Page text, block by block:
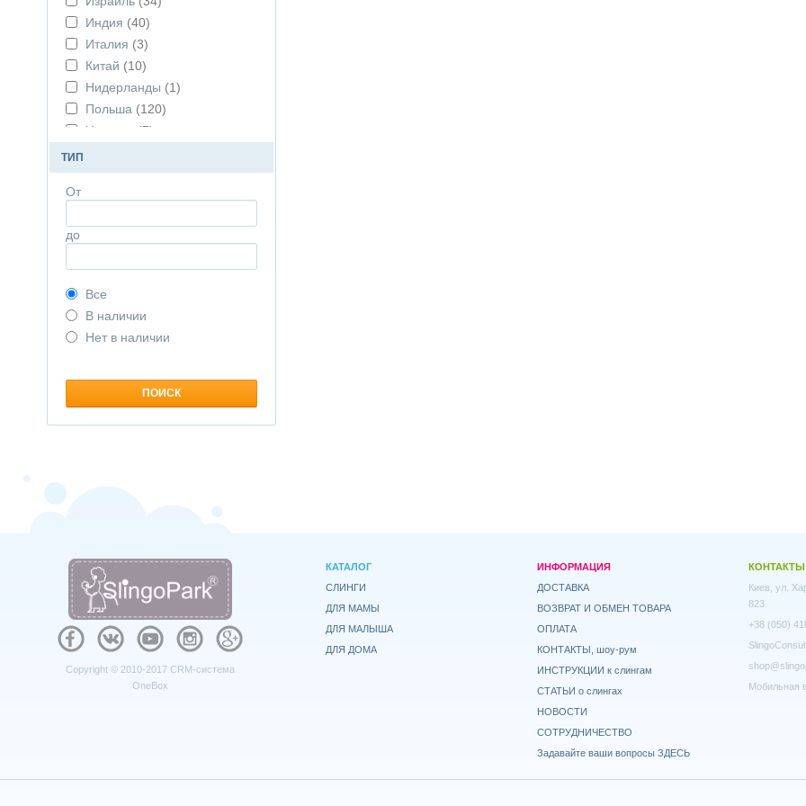
Индия (40)
Италия (3)
Китай (10)
Нидерланды (1)
Польша (120)
Украина
(7)
Чехия(5)
ТИП
От
до
Все
В наличии
Нет в наличии
Copyright © 2010-2017 CRM-система
OneBox
КАТАЛОГ
СЛИНГИ
ДЛЯ МАМЫ
ДЛЯ МАЛЫША
ДЛЯ ДОМА
ИНФОРМАЦИЯ
ДОСТАВКА
ВОЗВРАТ И ОБМЕН ТОВАРА
ОПЛАТА
КОНТАКТЫ, шоу-рум
ИНСТРУКЦИИ к слингам
СТАТЬИ о слингах
НОВОСТИ
СОТРУДНИЧЕСТВО
Задавайте ваши вопросы ЗДЕСЬ
КОНТАКТЫ
Киев, ул.
823
+38 (050)
Мобильная